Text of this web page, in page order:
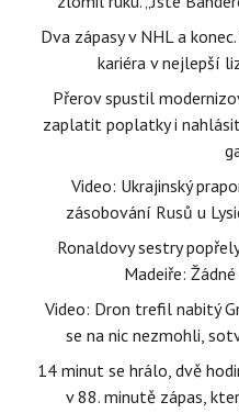
Dva zápasy v NHL a
kariéra v nejlepší
Přerov spustil
zaplatit poplatky i
Video: Ukrajinský
zásobování Rusů u
Ronaldovy sestry
Madeiře:
Video: Dron trefil nabitý
se na nic nezmohli,
14 minut se hrálo, dvě
v 88. minutě zápas,